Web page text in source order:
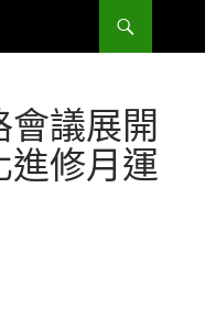
議展開
進修月運